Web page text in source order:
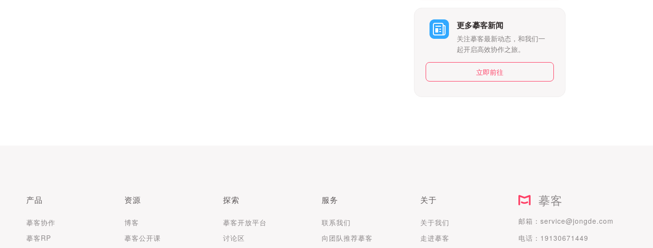
更多摹客新闻
关注摹客最新动态，和我们一
起开启高效协作之旅。
立即前往
产品
摹客协作
摹客RP
资源
博客
摹客公开课
探索
摹客开放平台
讨论区
服务
联系我们
向团队推荐摹客
关于
关于我们
走进摹客
摹客
邮箱：service@jongde.com
电话：19130671449